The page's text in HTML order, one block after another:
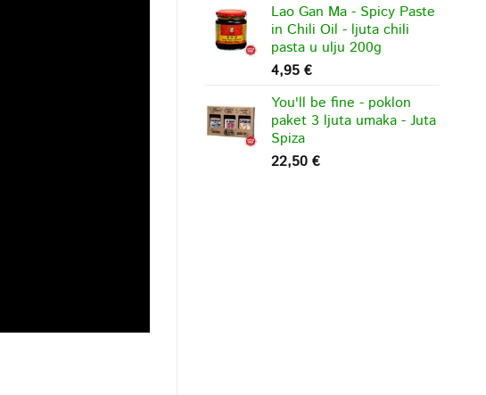
Lao Gan Ma - Spicy Paste
in Chili Oil - ljuta chili
pasta u ulju 200g
4,95 €
You'll be fine - poklon
paket 3 ljuta umaka - Juta
Spiza
22,50 €